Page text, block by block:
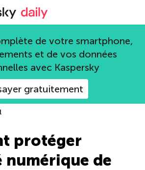
Blog officiel de Kaspersky
de votre smartphone,
et de vos données
avec Kaspersky
gratuitement
protéger
numérique de